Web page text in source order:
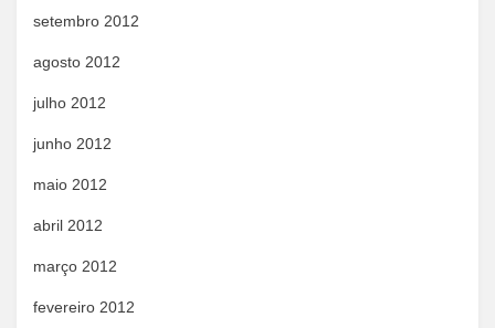
setembro 2012
agosto 2012
julho 2012
junho 2012
maio 2012
abril 2012
março 2012
fevereiro 2012